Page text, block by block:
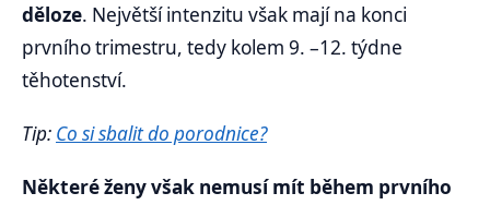
děloze. Největší intenzitu však mají na konci
prvního trimestru, tedy kolem 9. –12. týdne
těhotenství.
Tip: Co si sbalit do porodnice?
Některé ženy však nemusí mít během prvního